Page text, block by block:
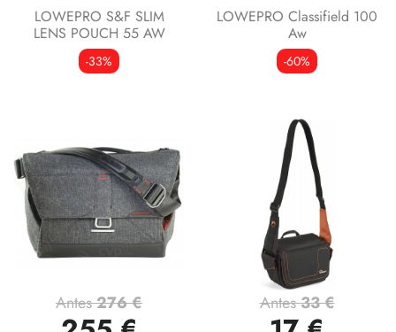
LOWEPRO S&F SLIM
LENS POUCH 55 AW
-33%
LOWEPRO Classifield 100
Aw
-60%
Antes276 € Antes33 €